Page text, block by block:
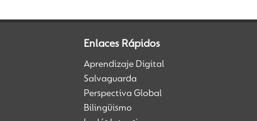
Enlaces Rápidos
Aprendizaje Digital
Salvaguarda
Perspectiva Global
Bilingüismo